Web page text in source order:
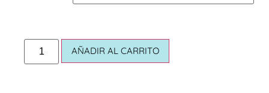
AÑADIR AL CARRITO